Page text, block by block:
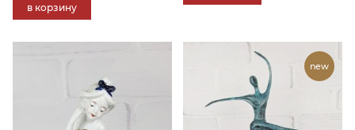
в корзину